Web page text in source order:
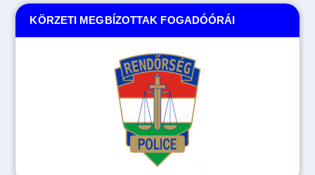
KÖRZETI MEGBÍZOTTAK FOGADÓÓRÁI